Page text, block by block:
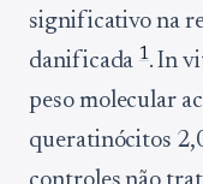
significativo na
danificada1. In
peso molecular
queratinócitos